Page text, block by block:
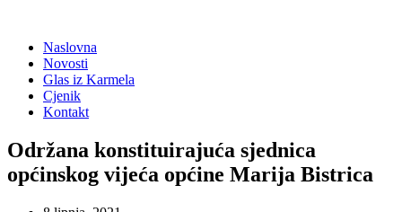
Naslovna
Novosti
Glas iz Karmela
Cjenik
Kontakt
Održana konstituirajuća sjednica
općinskog vijeća općine Marija Bistrica